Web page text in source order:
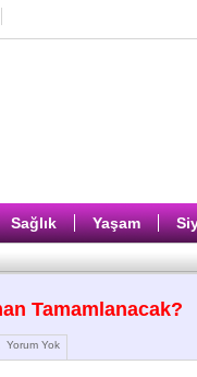
Sağlık Yaşam
Tamamlanacak?
Yorum Yok